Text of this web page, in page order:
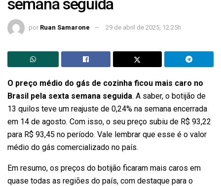
semana seguida
por Ruan Samarone 29 de abril de 2025, 12:25h
O preço médio do gás de cozinha ficou mais caro no
Brasil pela sexta semana seguida. A saber, o botijão de
13 quilos teve um reajuste de 0,24% na semana encerrada
em 14 de agosto. Com isso, o seu preço subiu de R$ 93,22
para R$ 93,45 no período. Vale lembrar que esse é o valor
médio do gás comercializado no país.
Em resumo, os preços do botijão ficaram mais caros em
quase todas as regiões do país, com destaque para o